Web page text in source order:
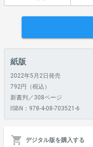
紙版
2022年5月2日発売
792円（税込）
新書判／308ページ
ISBN：978-4-08-703521-6
デジタル版を購入する